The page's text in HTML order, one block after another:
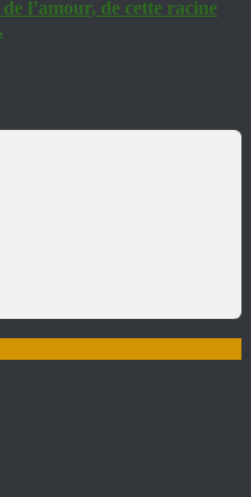
l’amour, de cette racine